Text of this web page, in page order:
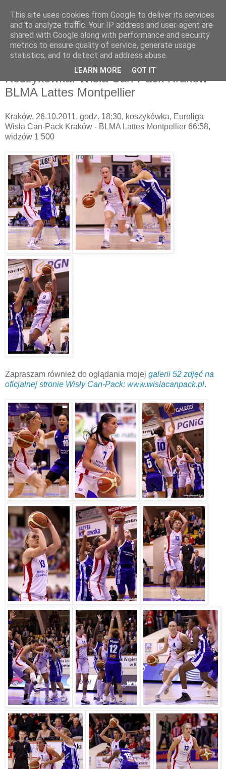
Fotografia Sportowa
Krzysztof Porębski
Koszykówka: Wisła Can-Pack Kraków -
BLMA Lattes Montpellier
Kraków, 26.10.2011, godz. 18:30, koszykówka, Euroliga
Wisła Can-Pack Kraków - BLMA Lattes Montpellier 66:58,
widzów 1 500
Zapraszam również do oglądania mojej galerii 52 zdjęć na
oficjalnej stronie Wisły Can-Pack: www.wislacanpack.pl.
This site uses cookies from Google to deliver its services
and to analyze traffic. Your IP address and user-agent are
shared with Google along with performance and security
metrics to ensure quality of service, generate usage
statistics, and to detect and address abuse.
LEARN MORE GOT IT